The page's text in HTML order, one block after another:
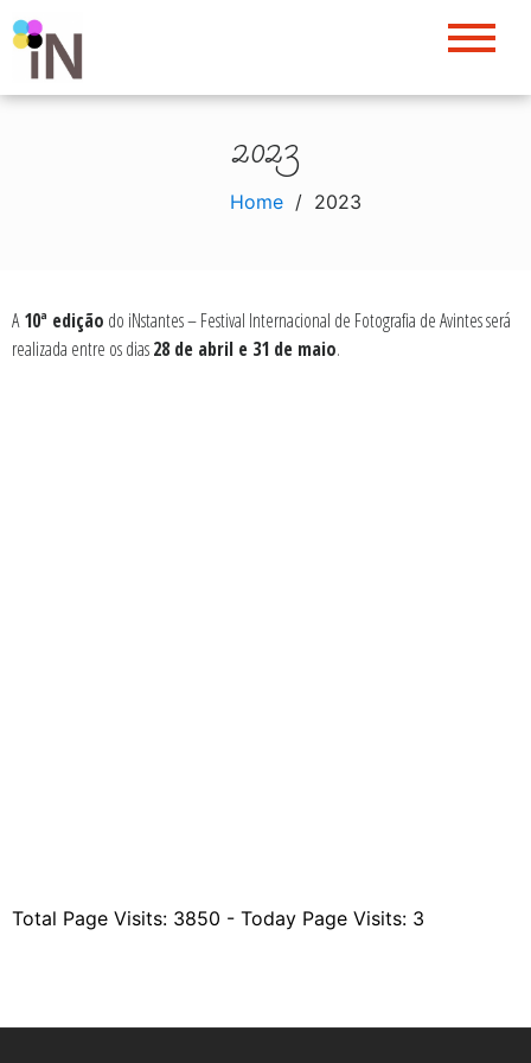
Skip
to
content
2023
Home 2023
A10ª edição do iNstantes – Festival Internacional de Fotografia de Avintes será
realizada entre os dias28 de abril e 31 de maio.
Total Page Visits: 3850 - Today Page Visits: 3